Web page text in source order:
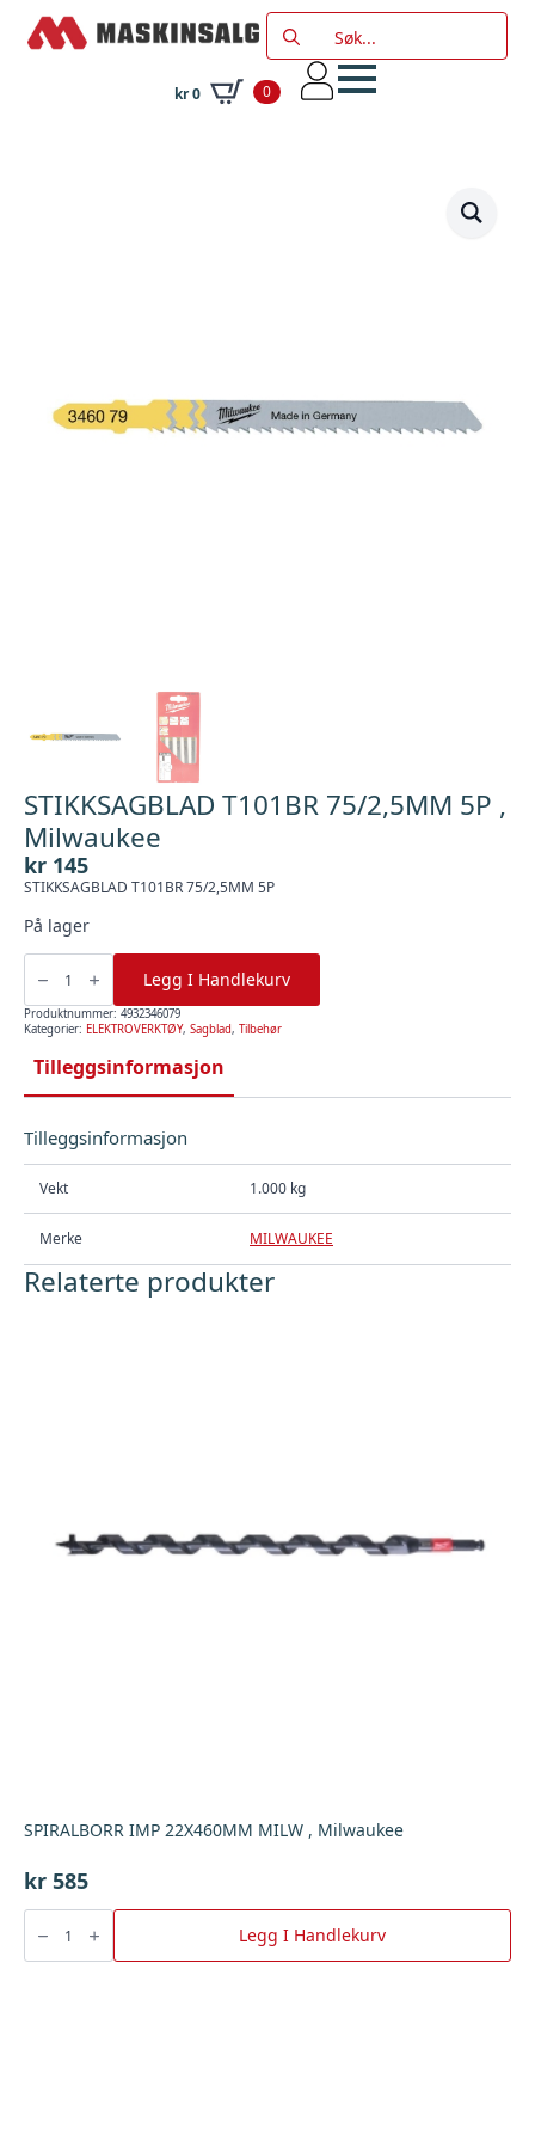
Search
for:
kr0 0
STIKKSAGBLAD T101BR 75/2,5MM 5P ,
Milwaukee
kr 145
STIKKSAGBLAD T101BR 75/2,5MM 5P
På lager
STIKKSAGBLAD
T101BR
75/2,5MM
5P
,
Milwaukee
Legg I Handlekurv
Produktnummer: 4932346079
Kategorier: ELEKTROVERKTØY, Sagblad, Tilbehør
Tilleggsinformasjon
Tilleggsinformasjon
Vekt 1.000 kg
Merke MILWAUKEE
Relaterte produkter
SPIRALBORR IMP 22X460MM MILW , Milwaukee
kr 585
SPIRALBORR
22X460MM
MILW
Legg I Handlekurv